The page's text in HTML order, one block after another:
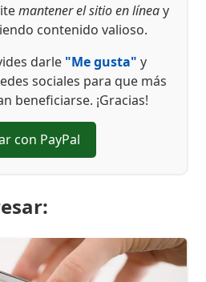
mantener el sitio en líneay
contenido valioso.
darle "Me gusta" y
sociales para que más
beneficiarse. ¡Gracias!
con PayPal